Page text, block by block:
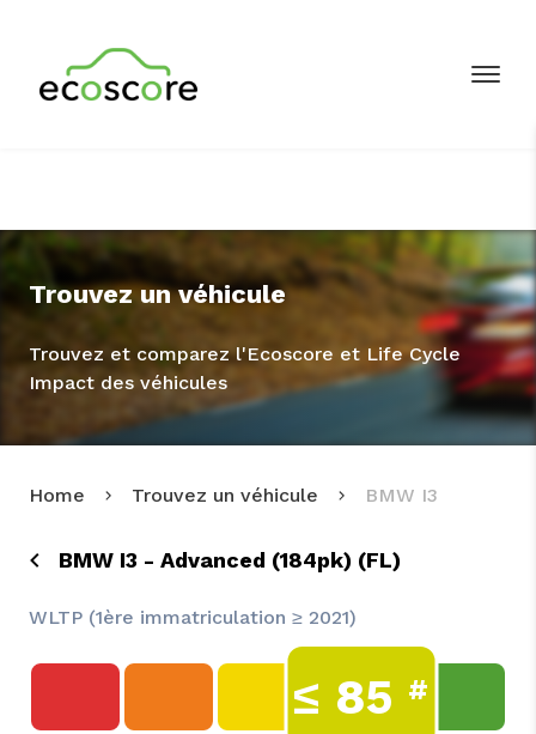
Trouvez un véhicule
Trouvez et comparez l'Ecoscore et Life Cycle
Impact des véhicules
Home Trouvez un véhicule BMW I3
BMW I3 - Advanced (184pk) (FL)
WLTP (1ère immatriculation ≥ 2021)
≤ 85 #